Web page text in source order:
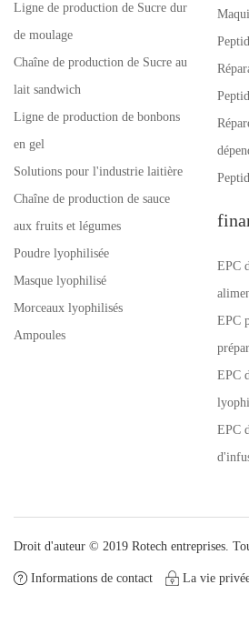
Ligne de production de Sucre dur
de moulage
Chaîne de production de Sucre au
lait sandwich
Ligne de production de bonbons
en gel
Solutions pour l'industrie laitière
Chaîne de production de sauce
aux fruits et légumes
Poudre lyophilisée
Masque lyophilisé
Morceaux lyophilisés
Ampoules
EPC
EPC
EPC
EPC
Droit d'auteur © 2019 Rotech entreprises.
Informations de contact La vie